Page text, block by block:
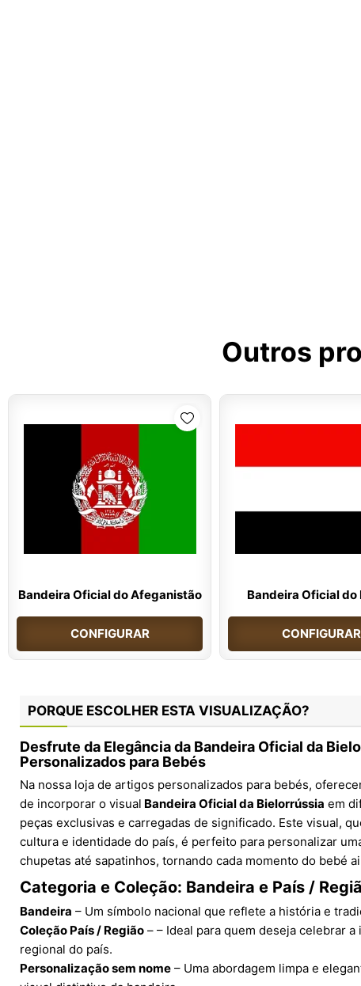
Outros
Bandeira Oficial do Afeganistão
CONFIGURAR
Bandeira Oficial do
CONFIGURAR
PORQUE ESCOLHER ESTA VISUALIZAÇÃO?
Desfrute da Elegância da Bandeira Oficial da
Personalizados para Bebés
Na nossa loja de artigos personalizados para bebés,
de incorporar o visual Bandeira Oficial da Bielorrússia em
peças exclusivas e carregadas de significado. Este visual,
cultura e identidade do país, é perfeito para personalizar
chupetas até sapatinhos, tornando cada momento do bebé
Categoria e Coleção: Bandeira e País /
Bandeira – Um símbolo nacional que reflete a história e
Coleção País / Região – – Ideal para quem deseja celebrar
regional do país.
Personalização sem nome – Uma abordagem limpa e